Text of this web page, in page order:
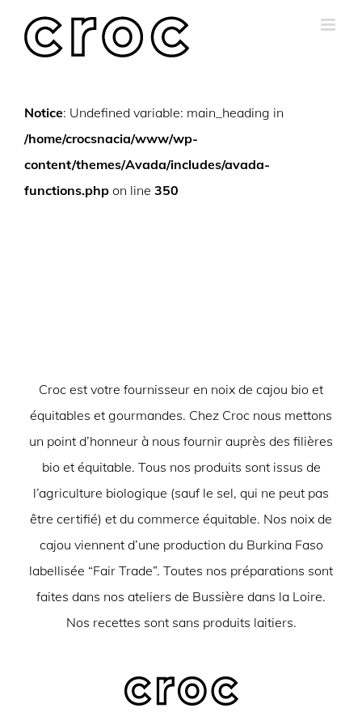
Notice: Undefined variable: main_heading in
/home/crocsnacia/www/wp-
content/themes/Avada/includes/avada-
functions.php on line 350
Croc est votre fournisseur en noix de cajou bio et
équitables et gourmandes. Chez Croc nous mettons
un point d’honneur à nous fournir auprès des filières
bio et équitable. Tous nos produits sont issus de
l’agriculture biologique (sauf le sel, qui ne peut pas
être certifié) et du commerce équitable. Nos noix de
cajou viennent d’une production du Burkina Faso
labellisée “Fair Trade”. Toutes nos préparations sont
faites dans nos ateliers de Bussière dans la Loire.
Nos recettes sont sans produits laitiers.